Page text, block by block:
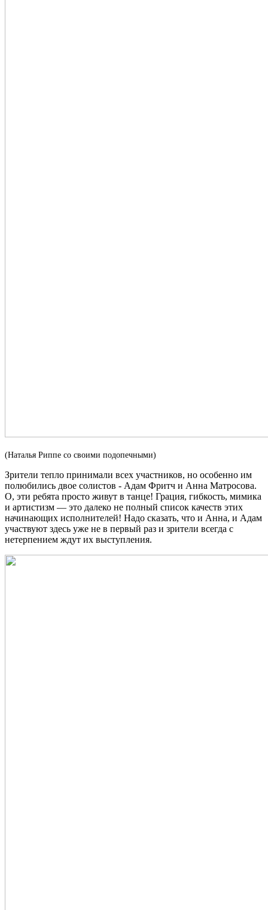
(Наталья Риппе со своими подопечными)
Зрители тепло принимали всех участников, но особенно им
полюбились двое солистов - Адам Фритч и Анна Матросова.
О, эти ребята просто живут в танце! Грация, гибкость, мимика
и артистизм — это далеко не полный список качеств этих
начинающих исполнителей! Надо сказать, что и Анна, и Адам
участвуют здесь уже не в первый раз и зрители всегда с
нетерпением ждут их выступления.